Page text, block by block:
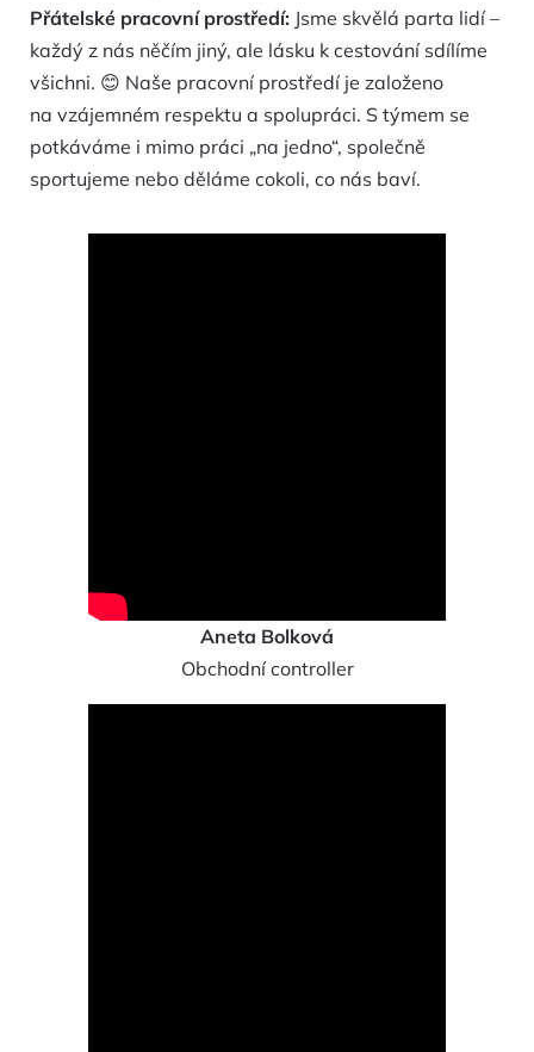
Přátelské pracovní prostředí: Jsme skvělá parta lidí –
každý z nás něčím jiný, ale lásku k cestování sdílíme
všichni. 😊 Naše pracovní prostředí je založeno
na vzájemném respektu a spolupráci. S týmem se
potkáváme i mimo práci „na jedno“, společně
sportujeme nebo děláme cokoli, co nás baví.
Aneta Bolková
Obchodní controller